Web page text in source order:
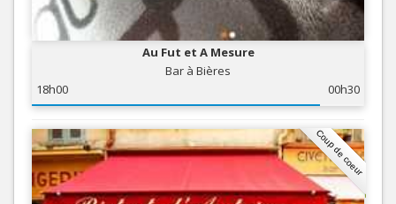
Au Fut et A Mesure
Bar à Bières
18h00
00h30
Coup de coeur